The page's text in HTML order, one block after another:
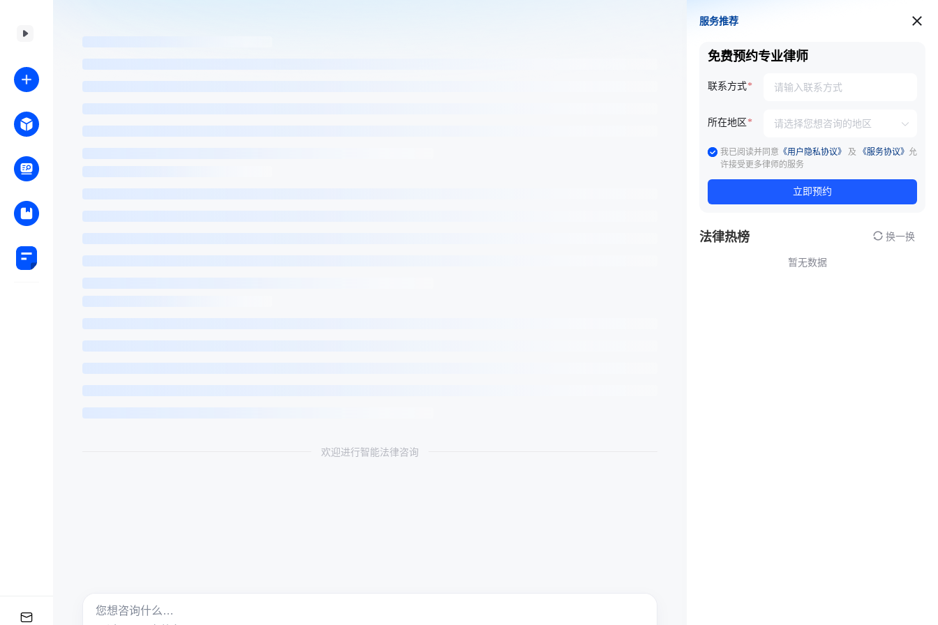
欢迎进行智能法律咨询
服务推荐
服务推荐
免费预约专业律师
联系方式
所在地区
我已阅读并同意 《用户隐私协议》 及 《服务协议》 允
许接受更多律师的服务
立即预约
法律热榜 换一换
暂无数据